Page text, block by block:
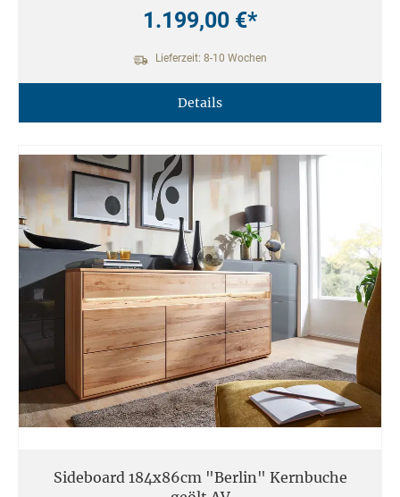
1.199,00 €*
Lieferzeit: 8-10 Wochen
Details
Sideboard 184x86cm "Berlin" Kernbuche